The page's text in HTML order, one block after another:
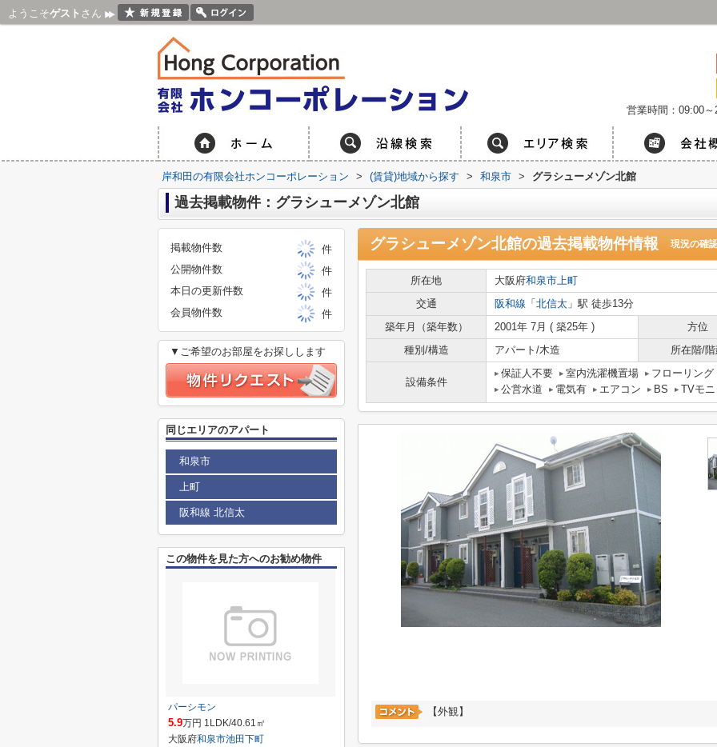
ようこそゲスト さん
営業時間：09:00～
岸和田の有限会社ホンコーポレーション > (賃貸)地域から探す > 和泉市 > グラシューメゾン北館
過去掲載物件：グラシューメゾン北館
グラシューメゾン北館の過去掲載物件情報 現況の確
所在地 大阪府和泉市上町
交通
阪和線 「 北信太 」駅 徒歩13分
築年月（築年数）
2001年 7月 ( 築25年 ) 方位
種別/構造
アパート/木造 所在階/階
設備条件
保証人不要 室内洗濯機置場 フローリング
公営水道
電気有 エアコン BS TVモ
【外観】
掲載物件数
件
公開物件数
件
本日の更新件数
件
会員物件数
件
▼ご希望のお部屋をお探しします
同じエリアのアパート
和泉市
上町
阪和線 北信太
この物件を見た方へのお勧め物件
パーシモン
5.9万円 1LDK/40.61㎡
大阪府和泉市池田下町